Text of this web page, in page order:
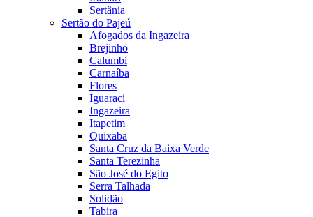
Sertânia
Sertão do Pajeú
Afogados da Ingazeira
Brejinho
Calumbi
Carnaíba
Flores
Iguaraci
Ingazeira
Itapetim
Quixaba
Santa Cruz da Baixa Verde
Santa Terezinha
São José do Egito
Serra Talhada
Solidão
Tabira